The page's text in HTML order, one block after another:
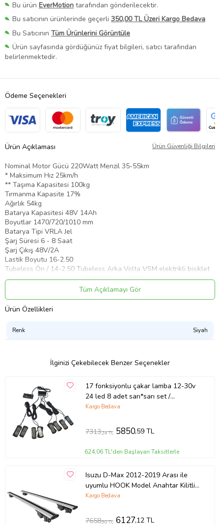
Bu ürün EverMotion tarafından gönderilecektir.
Bu satıcının ürünlerinde geçerli 350,00 TL Üzeri Kargo Bedava
Bu Satıcının Tüm Ürünlerini Görüntüle
Ürün sayfasında gördüğünüz fiyat bilgileri, satıcı tarafından
belirlenmektedir.
Ödeme Seçenekleri
Ürün Açıklaması Ürün Güvenliği Bilgileri
Nominal Motor Gücü 220Watt Menzil 35-55km
* Maksimum Hız 25km/h
** Taşıma Kapasitesi 100kg
Tırmanma Kapasite 17%
Ağırlık 54kg
Batarya Kapasitesi 48V 14Ah
Boyutlar 1470/720/1010 mm
Batarya Tipi VRLA Jel
Şarj Süresi 6 - 8 Saat
Şarj Çıkış 48V/2A
Lastik Boyutu 16-2.50
Tubeless Ön / 14-2.50 Tubeless Arka Volta VSM elektrikli bisiklet
50 kuruşluk elektrikle full şarj olup 55 km'ye gidebilecek kadar
cimri, kolay çıkarılıp takılabilen bataryasıyla evde veya ofiste kolay
şarj edilebilecek kadar fonksiyonel, sentetik deriden extra dayanıklı
rahat selesiyle konforlu, özel tasarımı ve "angel eye" farları ile çok
Ürün Kodu:
Tüm Açıklamayı Gör
Ürün Özellikleri
Renk Siyah
İlginizi Çekebilecek Benzer Seçenekler
17 fonksiyonlu çakar lamba 12-30v
24 led 8 adet sarı*sarı set /
LAPA548-1
Kargo Bedava
7313,24 TL 5850,59 TL
624,06 TL'den Başlayan Taksitlerle
Isuzu D-Max 2012-2019 Arası ile
uyumlu HOOK Model Anahtar Kilitli
Ara Atkı Tavan Barı GRİ
Kargo Bedava
7658,90 TL 6127,12 TL